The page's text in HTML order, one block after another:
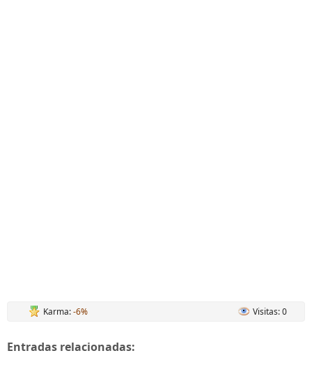
Karma:-6% Visitas: 0
Entradas relacionadas: